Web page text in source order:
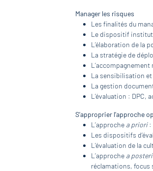
Manager les risques
Les finalités du
Le dispositif
L’élaboration de la
La stratégie de
La sensibilisation
La gestion
L’évaluation : DPC,
S’approprier l’approche
L’approche a priori:
Les dispositifs
L’évaluation de la
L’approche a
réclamations, focus